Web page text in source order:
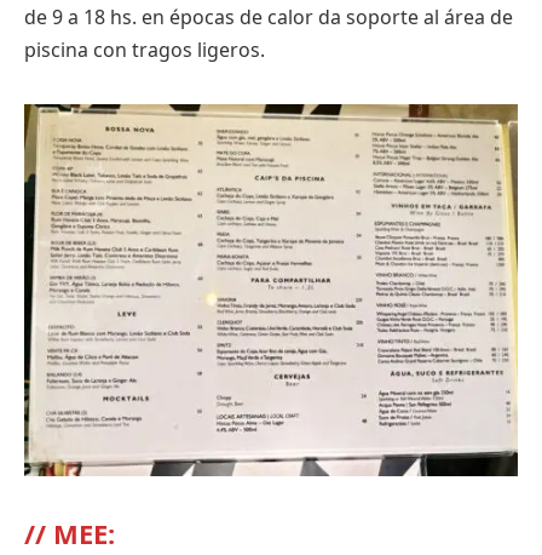
de 9 a 18 hs. en épocas de calor da soporte al área de
piscina con tragos ligeros.
// MEE: